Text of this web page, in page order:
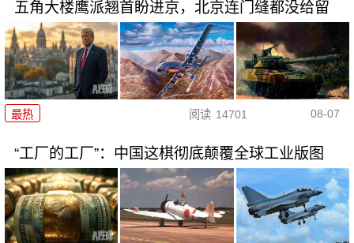
五角大楼鹰派翘首盼进京，北京连门缝都没给留
最热 阅读 14701 08-07
“工厂的工厂”：中国这棋彻底颠覆全球工业版图